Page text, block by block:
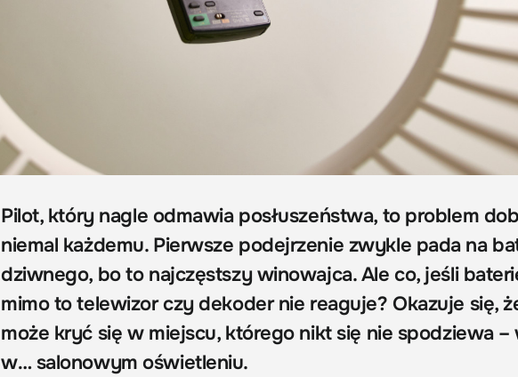
Pilot, który nagle odmawia posłuszeństwa, to problem
niemal każdemu. Pierwsze podejrzenie zwykle pada na
dziwnego, bo to najczęstszy winowajca. Ale co, jeśli
mimo to telewizor czy dekoder nie reaguje? Okazuje się,
może kryć się w miejscu, którego nikt się nie spodziewa
w… salonowym oświetleniu.